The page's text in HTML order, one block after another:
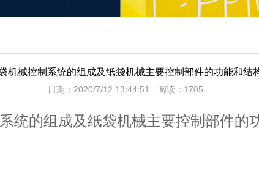
机械控制系统的组成及纸袋机械主要控制部件的功能和结
日期：2020/7/12 13:44:51 阅读：1705
统的组成及纸袋机械主要控制部件的